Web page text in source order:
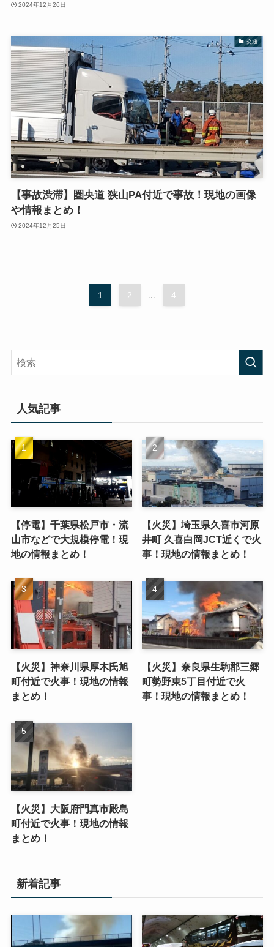
2024年12月26日
交通
【事故渋滞】圏央道 狭山PA付近で事故！現地の画像
や情報まとめ！
2024年12月25日
1 2 ... 4
人気記事
【停電】千葉県松戸市・流
山市などで大規模停電！現
地の情報まとめ！
【火災】埼玉県久喜市河原
井町 久喜白岡JCT近くで火
事！現地の情報まとめ！
【火災】神奈川県厚木氏旭
町付近で火事！現地の情報
まとめ！
【火災】奈良県生駒郡三郷
町勢野東5丁目付近で火
事！現地の情報まとめ！
【火災】大阪府門真市殿島
町付近で火事！現地の情報
まとめ！
新着記事